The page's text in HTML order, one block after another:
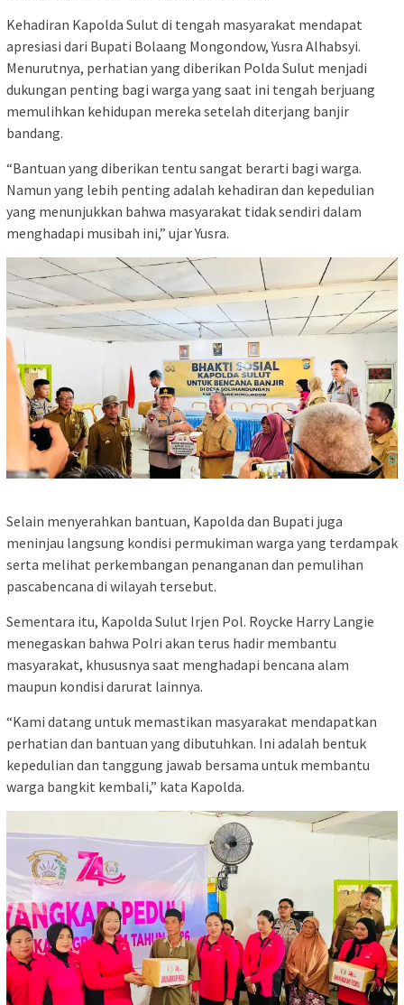
Kehadiran Kapolda Sulut di tengah masyarakat mendapat
apresiasi dari Bupati Bolaang Mongondow, Yusra Alhabsyi.
Menurutnya, perhatian yang diberikan Polda Sulut menjadi
dukungan penting bagi warga yang saat ini tengah berjuang
memulihkan kehidupan mereka setelah diterjang banjir
bandang.
“Bantuan yang diberikan tentu sangat berarti bagi warga.
Namun yang lebih penting adalah kehadiran dan kepedulian
yang menunjukkan bahwa masyarakat tidak sendiri dalam
menghadapi musibah ini,” ujar Yusra.
Selain menyerahkan bantuan, Kapolda dan Bupati juga
meninjau langsung kondisi permukiman warga yang terdampak
serta melihat perkembangan penanganan dan pemulihan
pascabencana di wilayah tersebut.
Sementara itu, Kapolda Sulut Irjen Pol. Roycke Harry Langie
menegaskan bahwa Polri akan terus hadir membantu
masyarakat, khususnya saat menghadapi bencana alam
maupun kondisi darurat lainnya.
“Kami datang untuk memastikan masyarakat mendapatkan
perhatian dan bantuan yang dibutuhkan. Ini adalah bentuk
kepedulian dan tanggung jawab bersama untuk membantu
warga bangkit kembali,” kata Kapolda.